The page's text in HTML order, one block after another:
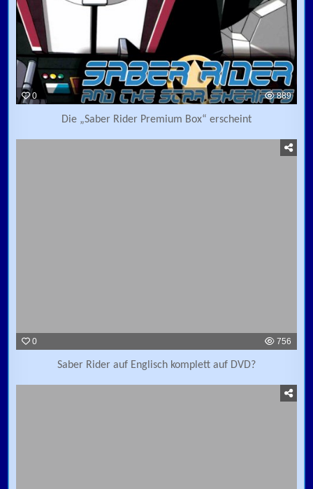
0 889
Die „Saber Rider Premium Box“ erscheint
0 756
Saber Rider auf Englisch komplett auf DVD?